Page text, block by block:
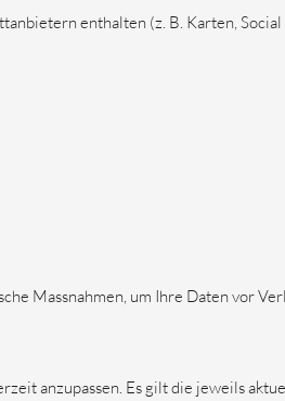
enthalten (z. B. Karten,
Massnahmen, um Ihre Daten vor
anzupassen. Es gilt die jeweils